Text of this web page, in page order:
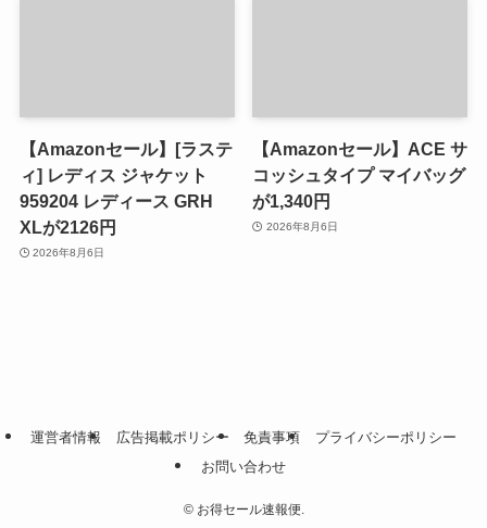
【Amazonセール】[ラステ
ィ] レディス ジャケット
959204 レディース GRH
XLが2126円
2026年8月6日
【Amazonセール】ACE サ
コッシュタイプ マイバッグ
が1,340円
2026年8月6日
運営者情報 広告掲載ポリシー 免責事項
プライバシーポリシー
お問い合わせ
©お得セール速報便.